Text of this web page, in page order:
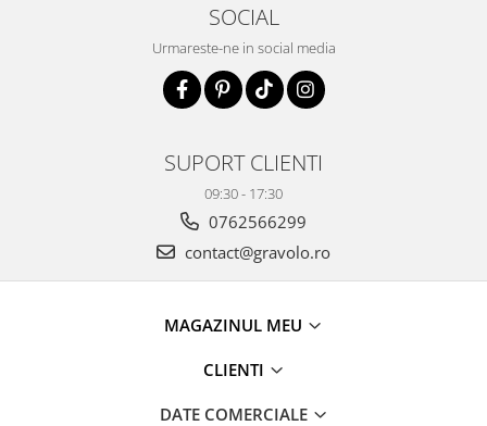
SOCIAL
Urmareste-ne in social media
SUPORT CLIENTI
09:30 - 17:30
0762566299
contact@gravolo.ro
MAGAZINUL MEU
CLIENTI
DATE COMERCIALE